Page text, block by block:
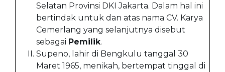
Selatan Provinsi DKI Jakarta. Dalam hal ini
bertindak untuk dan atas nama CV. Karya
Cemerlang yang selanjutnya disebut
sebagai Pemilik.
Supeno, lahir di Bengkulu tanggal 30
Maret 1965, menikah, bertempat tinggal di